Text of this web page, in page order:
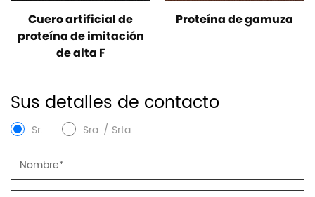
Cuero artificial de
proteína de imitación
de alta F
Proteína de gamuza
Sus detalles de contacto
Sr. Sra. / Srta.